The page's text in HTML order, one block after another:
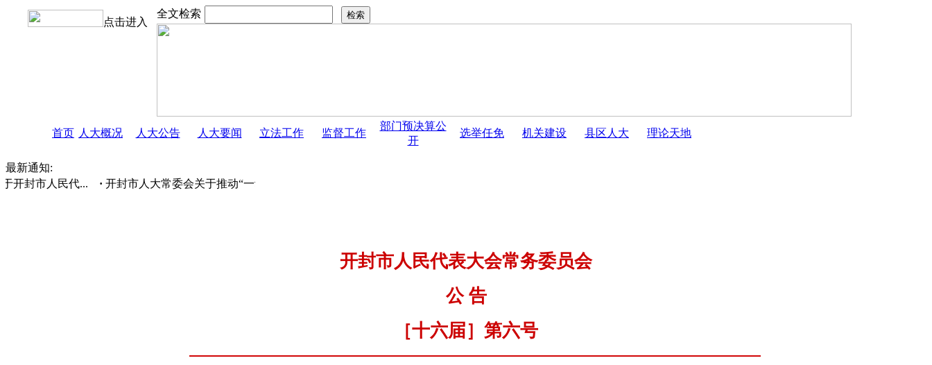
点击进入
全文检索
首页 人大概况 人大公告 人大要闻 立法工作 监督工作
部门预决算公
开
选举任免 机关建设 县区人大 理论天地
最新通知:
开封市人民代...
开封市人大常委会关于推动“一动一静一中医”战...
开封市人民代表大会常务委员会
公 告
［十六届］第六号